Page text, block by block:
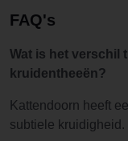
FAQ's
Wat is het verschil
kruidentheeën?
Kattendoorn heeft
subtiele kruidigheid.